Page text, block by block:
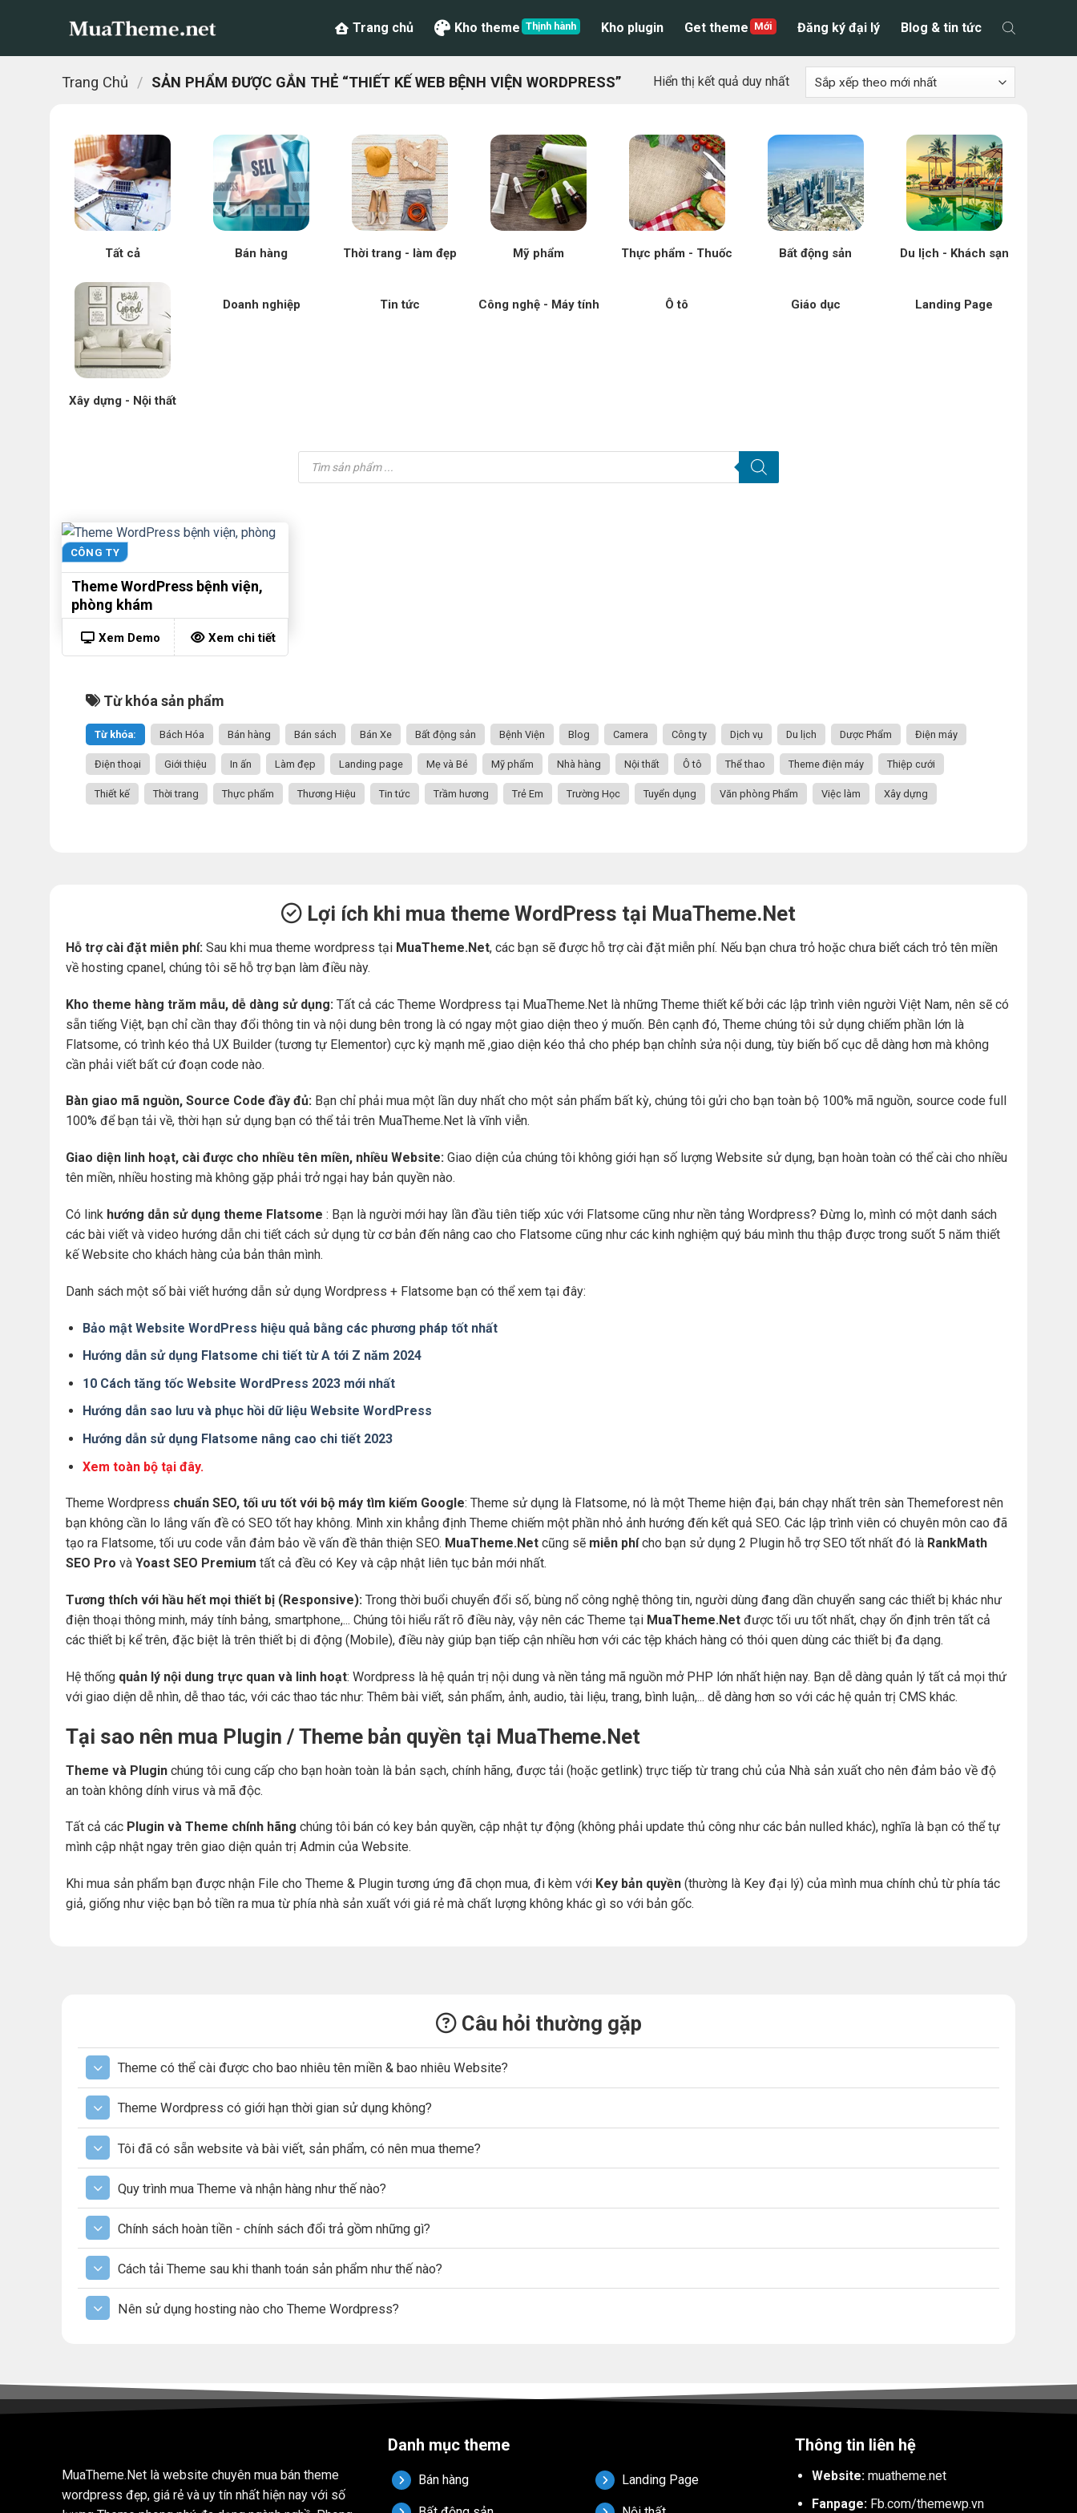
Trang chủ Kho theme Kho plugin Get theme Đăng ký đại lý Blog & tin tức
Trang Chủ / SẢN PHẨM ĐƯỢC GẮN THẺ “THIẾT KẾ WEB BỆNH VIỆN WORDPRESS” Hiển thị kết quả duy nhất
Tất cả Bán hàng Thời trang - làm đẹp Mỹ phẩm Thực phẩm - Thuốc Bất động sản Du lịch - Khách sạn
Xây dựng - Nội thất
Doanh nghiệp Tin tức Công nghệ - Máy tính Ô tô Giáo dục Landing Page
Tìm
kiếm
sản
CÔNG TY
Theme WordPress bệnh viện,
phòng khám
Xem Demo Xem chi tiết
Từ khóa sản phẩm
Từ khóa: Bách Hóa Bán hàng Bán sách Bán Xe Bất động sản Bệnh Viện Blog Camera Công ty Dịch vụ Du lịch Dược Phẩm Điện máy
Điện thoại Giới thiệu In ấn Làm đẹp Landing page Mẹ và Bé Mỹ phẩm Nhà hàng Nội thất Ô tô Thể thao Theme điện máy Thiệp cưới
Thiết kế Thời trang Thực phẩm Thương Hiệu Tin tức Trầm hương Trẻ Em Trường Học Tuyển dụng Văn phòng Phẩm Việc làm Xây dựng
Lợi ích khi mua theme WordPress tại MuaTheme.Net
Hỗ trợ cài đặt miễn phí: Sau khi mua theme wordpress tại MuaTheme.Net, các bạn sẽ được hỗ trợ cài đặt miễn phí. Nếu bạn chưa trỏ hoặc chưa biết cách trỏ tên miền
về hosting cpanel, chúng tôi sẽ hỗ trợ bạn làm điều này.
Kho theme hàng trăm mẫu, dễ dàng sử dụng: Tất cả các Theme Wordpress tại MuaTheme.Net là những Theme thiết kế bởi các lập trình viên người Việt Nam, nên sẽ có
sẵn tiếng Việt, bạn chỉ cần thay đổi thông tin và nội dung bên trong là có ngay một giao diện theo ý muốn. Bên cạnh đó, Theme chúng tôi sử dụng chiếm phần lớn là
Flatsome, có trình kéo thả UX Builder (tương tự Elementor) cực kỳ mạnh mẽ ,giao diện kéo thả cho phép bạn chỉnh sửa nội dung, tùy biến bố cục dễ dàng hơn mà không
cần phải viết bất cứ đoạn code nào.
Bàn giao mã nguồn, Source Code đầy đủ: Bạn chỉ phải mua một lần duy nhất cho một sản phẩm bất kỳ, chúng tôi gửi cho bạn toàn bộ 100% mã nguồn, source code full
100% để bạn tải về, thời hạn sử dụng bạn có thể tải trên MuaTheme.Net là vĩnh viễn.
Giao diện linh hoạt, cài được cho nhiều tên miền, nhiều Website: Giao diện của chúng tôi không giới hạn số lượng Website sử dụng, bạn hoàn toàn có thể cài cho nhiều
tên miền, nhiều hosting mà không gặp phải trở ngại hay bản quyền nào.
Có link hướng dẫn sử dụng theme Flatsome : Bạn là người mới hay lần đầu tiên tiếp xúc với Flatsome cũng như nền tảng Wordpress? Đừng lo, mình có một danh sách
các bài viết và video hướng dẫn chi tiết cách sử dụng từ cơ bản đến nâng cao cho Flatsome cũng như các kinh nghiệm quý báu mình thu thập được trong suốt 5 năm thiết
kế Website cho khách hàng của bản thân mình.
Danh sách một số bài viết hướng dẫn sử dụng Wordpress + Flatsome bạn có thể xem tại đây:
Bảo mật Website WordPress hiệu quả bằng các phương pháp tốt nhất
Hướng dẫn sử dụng Flatsome chi tiết từ A tới Z năm 2024
10 Cách tăng tốc Website WordPress 2023 mới nhất
Hướng dẫn sao lưu và phục hồi dữ liệu Website WordPress
Hướng dẫn sử dụng Flatsome nâng cao chi tiết 2023
Xem toàn bộ tại đây.
Theme Wordpress chuẩn SEO, tối ưu tốt với bộ máy tìm kiếm Google: Theme sử dụng là Flatsome, nó là một Theme hiện đại, bán chạy nhất trên sàn Themeforest nên
bạn không cần lo lắng vấn đề có SEO tốt hay không. Mình xin khẳng định Theme chiếm một phần nhỏ ảnh hướng đến kết quả SEO. Các lập trình viên có chuyên môn cao đã
tạo ra Flatsome, tối ưu code vẫn đảm bảo về vấn đề thân thiện SEO. MuaTheme.Net cũng sẽ miễn phícho bạn sử dụng 2 Plugin hỗ trợ SEO tốt nhất đó là RankMath
SEO Pro và Yoast SEO Premium tất cả đều có Key và cập nhật liên tục bản mới nhất.
Tương thích với hầu hết mọi thiết bị (Responsive): Trong thời buổi chuyển đổi số, bùng nổ công nghệ thông tin, người dùng đang dần chuyển sang các thiết bị khác như
điện thoại thông minh, máy tính bảng, smartphone,... Chúng tôi hiểu rất rõ điều này, vậy nên các Theme tại MuaTheme.Net được tối ưu tốt nhất, chạy ổn định trên tất cả
các thiết bị kể trên, đặc biệt là trên thiết bị di động (Mobile), điều này giúp bạn tiếp cận nhiều hơn với các tệp khách hàng có thói quen dùng các thiết bị đa dạng.
Hệ thống quản lý nội dung trực quan và linh hoạt: Wordpress là hệ quản trị nội dung và nền tảng mã nguồn mở PHP lớn nhất hiện nay. Bạn dễ dàng quản lý tất cả mọi thứ
với giao diện dễ nhìn, dễ thao tác, với các thao tác như: Thêm bài viết, sản phẩm, ảnh, audio, tài liệu, trang, bình luận,... dễ dàng hơn so với các hệ quản trị CMS khác.
Tại sao nên mua Plugin / Theme bản quyền tại MuaTheme.Net
Theme và Plugin chúng tôi cung cấp cho bạn hoàn toàn là bản sạch, chính hãng, được tải (hoặc getlink) trực tiếp từ trang chủ của Nhà sản xuất cho nên đảm bảo về độ
an toàn không dính virus và mã độc.
Tất cả các Plugin và Theme chính hãng chúng tôi bán có key bản quyền, cập nhật tự động (không phải update thủ công như các bản nulled khác), nghĩa là bạn có thể tự
mình cập nhật ngay trên giao diện quản trị Admin của Website.
Khi mua sản phẩm bạn được nhận File cho Theme & Plugin tương ứng đã chọn mua, đi kèm với Key bản quyền (thường là Key đại lý) của mình mua chính chủ từ phía tác
giả, giống như việc bạn bỏ tiền ra mua từ phía nhà sản xuất với giá rẻ mà chất lượng không khác gì so với bản gốc.
Câu hỏi thường gặp
Theme có thể cài được cho bao nhiêu tên miền & bao nhiêu Website?
Theme Wordpress có giới hạn thời gian sử dụng không?
Tôi đã có sẵn website và bài viết, sản phẩm, có nên mua theme?
Quy trình mua Theme và nhận hàng như thế nào?
Chính sách hoàn tiền - chính sách đổi trả gồm những gì?
Cách tải Theme sau khi thanh toán sản phẩm như thế nào?
Nên sử dụng hosting nào cho Theme Wordpress?
MuaTheme.Net là website chuyên mua bán theme
wordpress đẹp, giá rẻ và uy tín nhất hiện nay với số
Danh mục theme
Bán hàng Landing Page
Thông tin liên hệ
Website: muatheme.net
Fanpage: Fb.com/themewp.vn